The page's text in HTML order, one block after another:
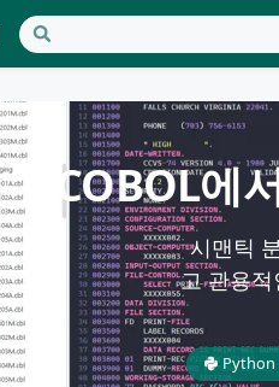
COBOL에
시맨틱
고 관용
Python